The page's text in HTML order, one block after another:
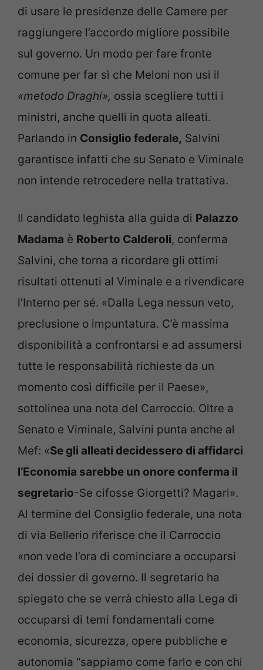
di usare le presidenze delle Camere per
raggiungere l’accordo migliore possibile
sul governo. Un modo per fare fronte
comune per far sì che Meloni non usi il
«metodo Draghi», ossia scegliere tutti i
ministri, anche quelli in quota alleati.
Parlando in Consiglio federale, Salvini
garantisce infatti che su Senato e Viminale
non intende retrocedere nella trattativa.
Il candidato leghista alla guida di Palazzo
Madama è Roberto Calderoli, conferma
Salvini, che torna a ricordare gli ottimi
risultati ottenuti al Viminale e a rivendicare
l’Interno per sé. «Dalla Lega nessun veto,
preclusione o impuntatura. C’è massima
disponibilità a confrontarsi e ad assumersi
tutte le responsabilità richieste da un
momento così difficile per il Paese»,
sottolinea una nota del Carroccio. Oltre a
Senato e Viminale, Salvini punta anche al
Mef: «Se gli alleati decidessero di affidarci
l’Economia sarebbe un onore conferma il
segretario-Se cifosse Giorgetti? Magari».
Al termine del Consiglio federale, una nota
di via Bellerio riferisce che il Carroccio
«non vede l’ora di cominciare a occuparsi
dei dossier di governo. Il segretario ha
spiegato che se verrà chiesto alla Lega di
occuparsi di temi fondamentali come
economia, sicurezza, opere pubbliche e
autonomia “sappiamo come farlo e con chi